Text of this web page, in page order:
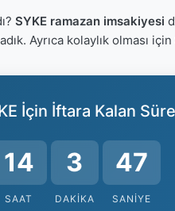
SYKE ramazan imsakiyesi
Ayrıca kolaylık olması için
İçin İftara Kalan Süre
14
SAAT
3
DAKIKA
47
SANIYE